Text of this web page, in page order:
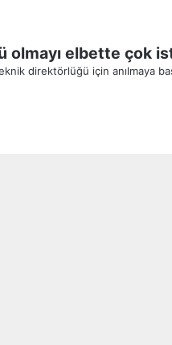
olmayı elbette çok
direktörlüğü için anılmaya